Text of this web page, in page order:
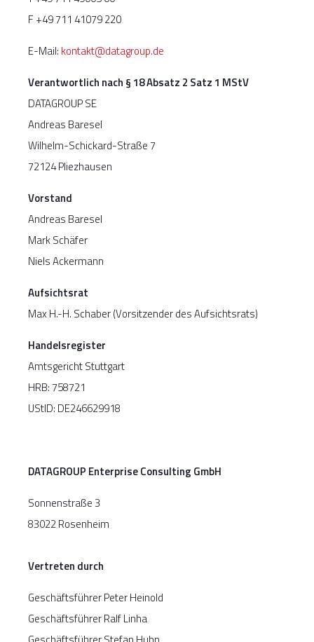
F +49 711 41079 220
E-Mail: kontakt@datagroup.de
Verantwortlich nach § 18 Absatz 2 Satz 1 MStV
DATAGROUP SE
Andreas Baresel
Wilhelm-Schickard-Straße 7
72124 Pliezhausen
Vorstand
Andreas Baresel
Mark Schäfer
Niels Ackermann
Aufsichtsrat
Max H.-H. Schaber (Vorsitzender des Aufsichtsrats)
Handelsregister
Amtsgericht Stuttgart
HRB: 758721
UStID: DE246629918
DATAGROUP Enterprise Consulting GmbH
Sonnenstraße 3
83022 Rosenheim
Vertreten durch
Geschäftsführer Peter Heinold
Geschäftsführer Ralf Linha